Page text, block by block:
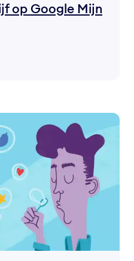
op Google Mijn